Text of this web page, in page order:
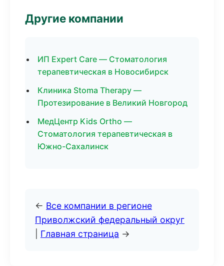
Другие компании
ИП Expert Care — Стоматология
терапевтическая в Новосибирск
Клиника Stoma Therapy —
Протезирование в Великий Новгород
МедЦентр Kids Ortho —
Стоматология терапевтическая в
Южно-Сахалинск
← Все компании в регионе
Приволжский федеральный округ
Главная страница →